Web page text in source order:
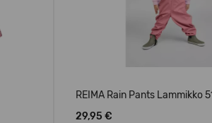
REIMA Rain Pants Lammikko
29,95 €